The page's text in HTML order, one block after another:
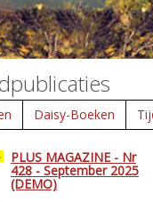
Daisy-Boeken
PLUS MAGAZINE - Nr
428 - September 2025
(DEMO)